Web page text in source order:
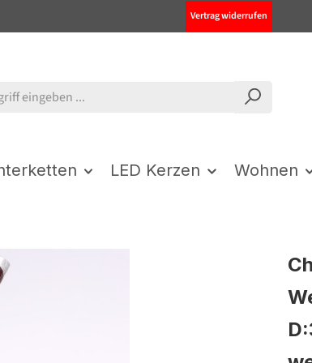
Vertrag widerrufen
LED Kerzen Wohnen